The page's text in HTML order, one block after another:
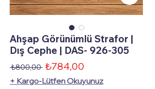
Ahşap Görünümlü Strafor |
Dış Cephe | DAS- 926-305
₺800,00 Normal
Fiyat
₺784,00
+ Kargo-Lütfen Okuyunuz